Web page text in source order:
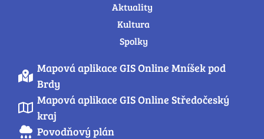
Aktuality
Kultura
Spolky
Mapová aplikace GIS Online Mníšek pod
Brdy
Mapová aplikace GIS Online Středočeský
kraj
Povodňový plán